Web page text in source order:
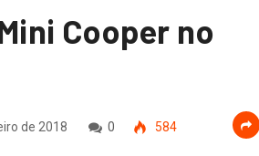
Cooper no
de 2018 0 584